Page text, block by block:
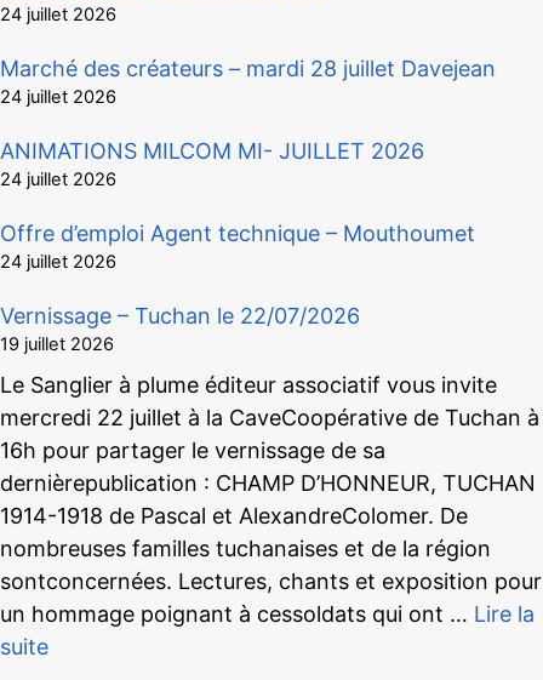
24 juillet 2026
Marché des créateurs – mardi 28 juillet Davejean
24 juillet 2026
ANIMATIONS MILCOM MI- JUILLET 2026
24 juillet 2026
Offre d’emploi Agent technique – Mouthoumet
24 juillet 2026
Vernissage – Tuchan le 22/07/2026
19 juillet 2026
Le Sanglier à plume éditeur associatif vous invite
mercredi 22 juillet à la CaveCoopérative de Tuchan à
16h pour partager le vernissage de sa
dernièrepublication : CHAMP D’HONNEUR, TUCHAN
1914-1918 de Pascal et AlexandreColomer. De
nombreuses familles tuchanaises et de la région
sontconcernées. Lectures, chants et exposition pour
un hommage poignant à cessoldats qui ont … Lire la
suite